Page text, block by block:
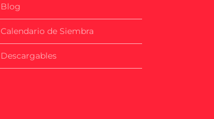
Blog
Calendario de Siembra
Descargables